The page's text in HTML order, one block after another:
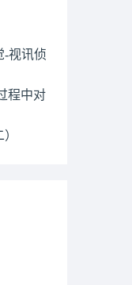
-视讯侦
程中对